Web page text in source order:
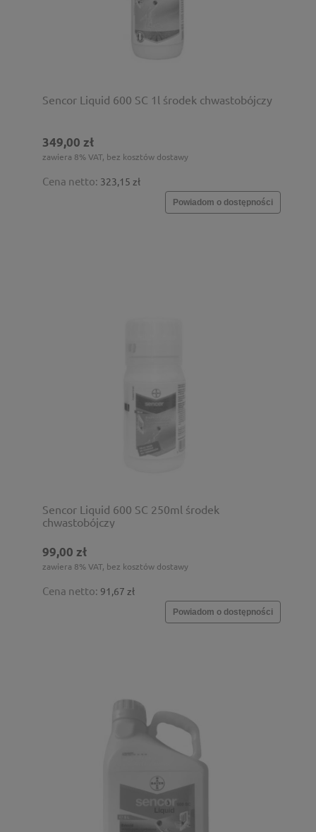
Sencor Liquid 600 SC 1l środek chwastobójczy
349,00 zł
zawiera 8% VAT, bez kosztów dostawy
Cena netto: 323,15 zł
Powiadom o dostępności
Sencor Liquid 600 SC 250ml środek
chwastobójczy
99,00 zł
zawiera 8% VAT, bez kosztów dostawy
Cena netto: 91,67 zł
Powiadom o dostępności